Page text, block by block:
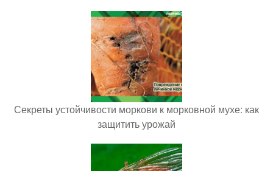
Секреты устойчивости моркови к морковной мухе: как
защитить урожай